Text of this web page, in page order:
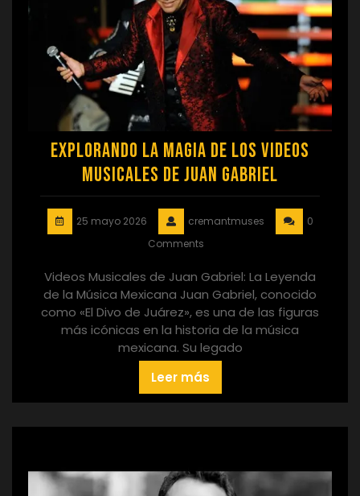
Explorando la Magia de los Videos
Musicales de Juan Gabriel
25 mayo 2026 cremantmuses
0
Comments
Videos Musicales de Juan Gabriel: La Leyenda
de la Música Mexicana Juan Gabriel, conocido
como «El Divo de Juárez», es una de las figuras
más icónicas en la historia de la música
mexicana. Su legado
Leer más